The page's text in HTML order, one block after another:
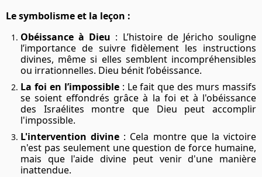
Le symbolisme et la leçon :
Obéissance à Dieu : L’histoire de Jéricho souligne
l’importance de suivre fidèlement les instructions
divines, même si elles semblent incompréhensibles
ou irrationnelles. Dieu bénit l’obéissance.
La foi en l’impossible: Le fait que des murs massifs
se soient effondrés grâce à la foi et à l'obéissance
des Israélites montre que Dieu peut accomplir
l'impossible.
L'intervention divine : Cela montre que la victoire
n'est pas seulement une question de force humaine,
mais que l'aide divine peut venir d'une manière
inattendue.